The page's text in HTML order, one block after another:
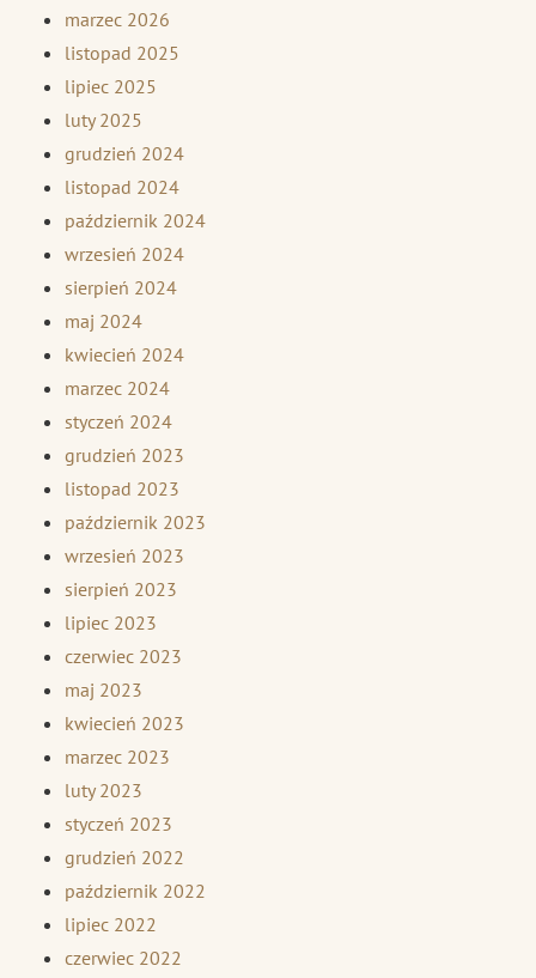
marzec 2026
listopad 2025
lipiec 2025
luty 2025
grudzień 2024
listopad 2024
październik 2024
wrzesień 2024
sierpień 2024
maj 2024
kwiecień 2024
marzec 2024
styczeń 2024
grudzień 2023
listopad 2023
październik 2023
wrzesień 2023
sierpień 2023
lipiec 2023
czerwiec 2023
maj 2023
kwiecień 2023
marzec 2023
luty 2023
styczeń 2023
grudzień 2022
październik 2022
lipiec 2022
czerwiec 2022